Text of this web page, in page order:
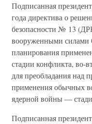
Подписанная
года директива о
безопасности № 13
вооруженными
планирования
стадии конфликта, во-
для преобладания над
применения обычных
ядерной войны —
Подписанная